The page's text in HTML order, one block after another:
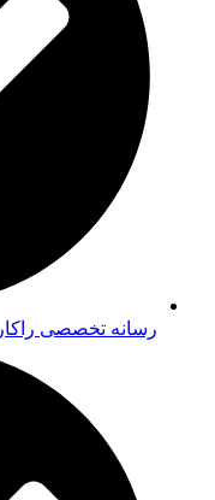
رسانه تخصصی راکار